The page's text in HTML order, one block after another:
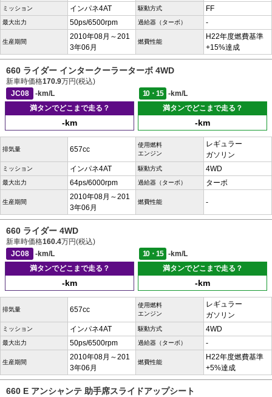
ミッション インパネ4AT 駆動方式 FF
最大出力 50ps/6500rpm 過給器（ターボ） -
生産期間
2010年08月～201
3年06月
燃費性能
H22年度燃費基準
+15%達成
660 ライダー インタークーラーターボ 4WD
新車時価格170.9万円(税込)
JC08
-km/L 10・15
-km/L
満タンでどこまで走る？
-km
満タンでどこまで走る？
-km
排気量 657cc
使用燃料
エンジン
レギュラー
ガソリン
ミッション インパネ4AT 駆動方式 4WD
最大出力 64ps/6000rpm 過給器（ターボ） ターボ
生産期間
2010年08月～201
3年06月
燃費性能 -
660 ライダー 4WD
新車時価格160.4万円(税込)
JC08
-km/L 10・15
-km/L
満タンでどこまで走る？
-km
満タンでどこまで走る？
-km
排気量 657cc
使用燃料
エンジン
レギュラー
ガソリン
ミッション インパネ4AT 駆動方式 4WD
最大出力 50ps/6500rpm 過給器（ターボ） -
生産期間
2010年08月～201
3年06月
燃費性能
H22年度燃費基準
+5%達成
660 E アンシャンテ 助手席スライドアップシート